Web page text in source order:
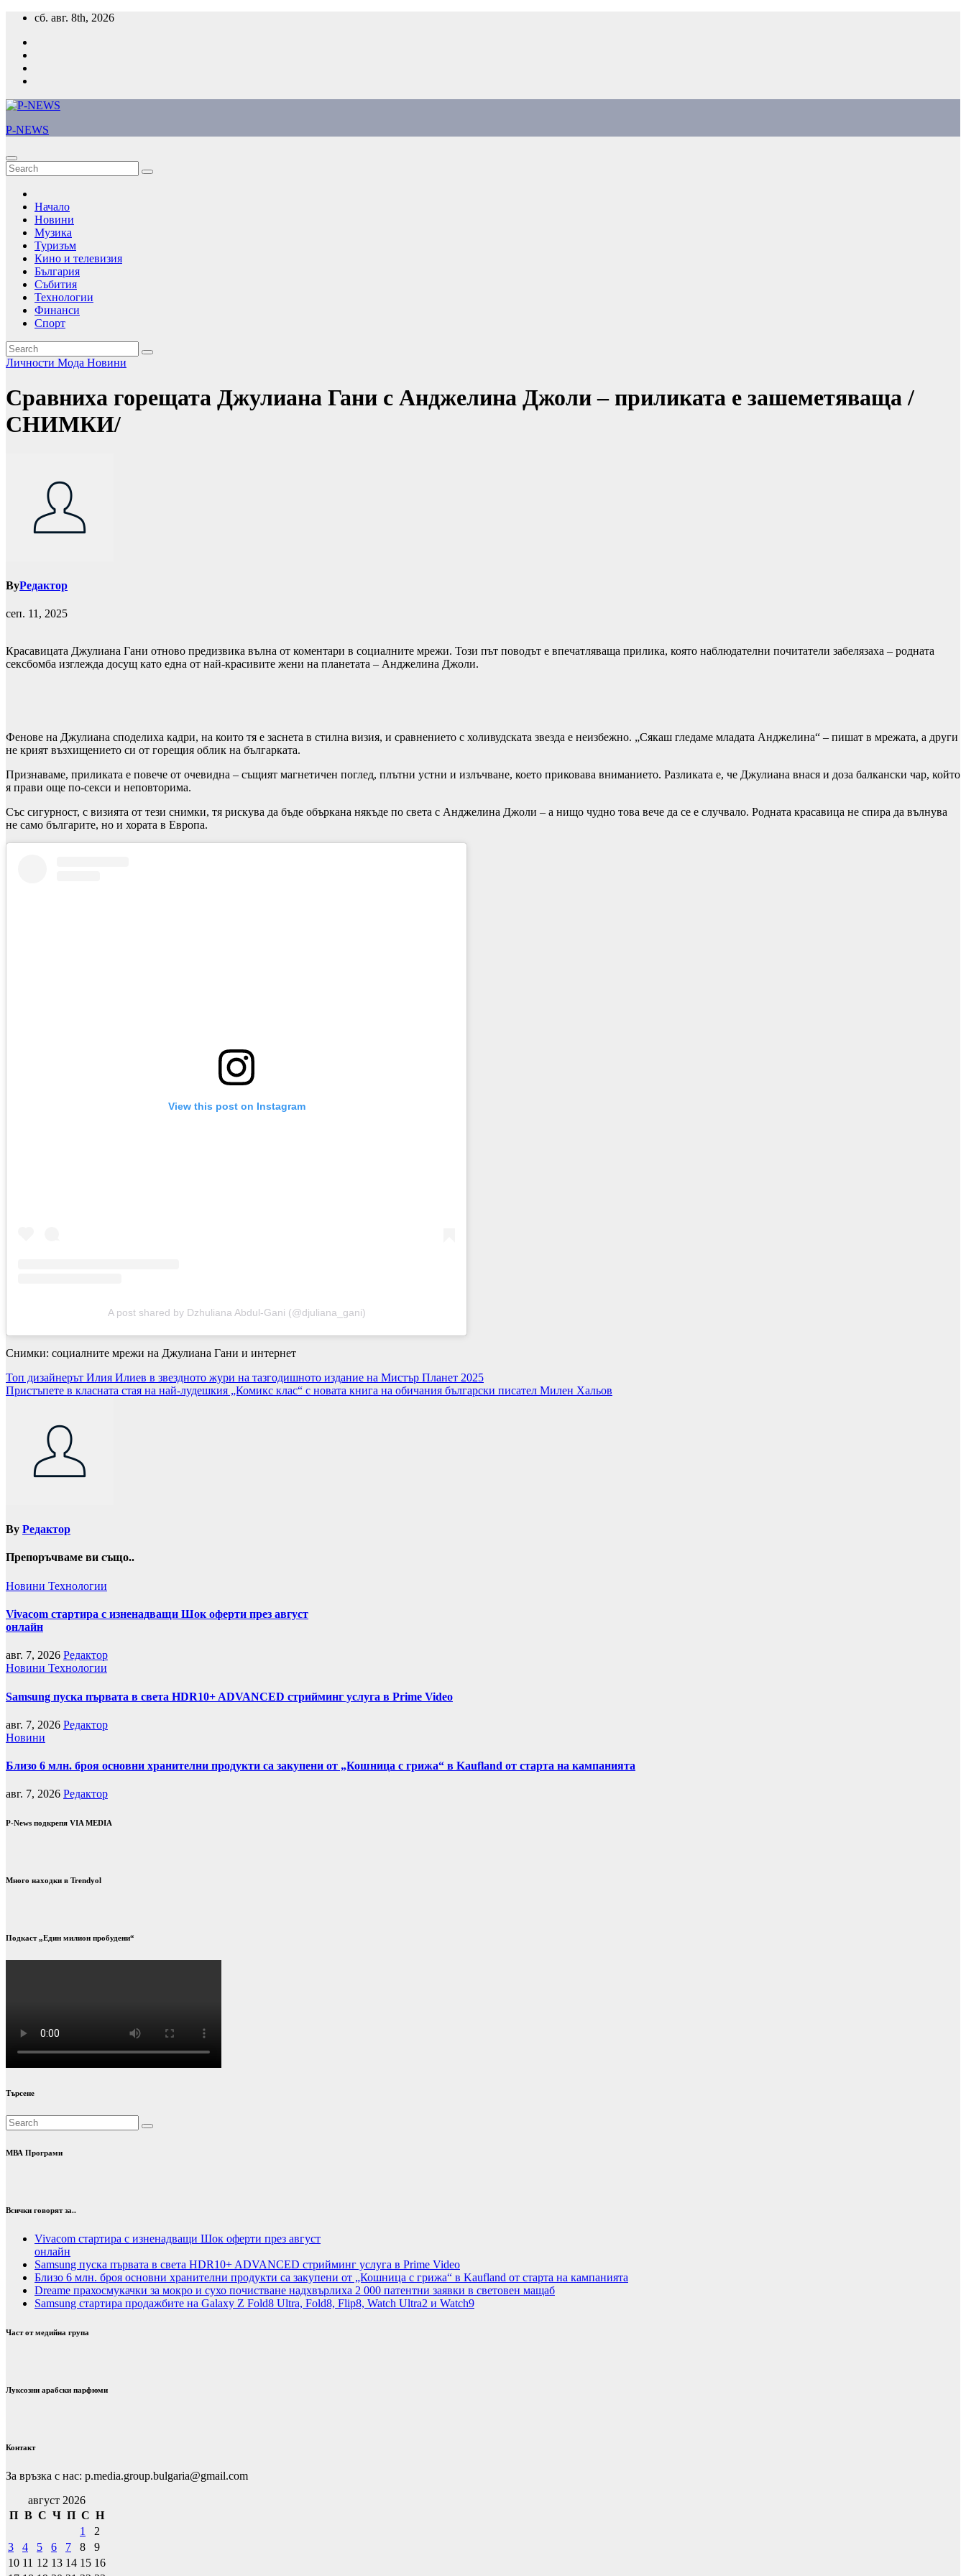
Skip
content
сб. авг. 8th, 2026
P-NEWS
Начало
Новини
Музика
Туризъм
Кино и телевизия
България
Събития
Технологии
Финанси
Спорт
Личности Мода Новини
Сравниха горещата Джулиана Гани с Анджелина Джоли – приликата е зашеметяваща /
СНИМКИ/
ByРедактор
сеп. 11, 2025
Красавицата Джулиана Гани отново предизвика вълна от коментари в социалните мрежи. Този път поводът е впечатляваща прилика, която наблюдателни почитатели забелязаха – родната
сексбомба изглежда досущ като една от най-красивите жени на планетата – Анджелина Джоли.
Фенове на Джулиана споделиха кадри, на които тя е заснета в стилна визия, и сравнението с холивудската звезда е неизбежно. „Сякаш гледаме младата Анджелина“ – пишат в мрежата, а други
не крият възхищението си от горещия облик на българката.
Признаваме, приликата е повече от очевидна – същият магнетичен поглед, плътни устни и излъчване, което приковава вниманието. Разликата е, че Джулиана внася и доза балкански чар, който
я прави още по-секси и неповторима.
Със сигурност, с визията от тези снимки, тя рискува да бъде объркана някъде по света с Анджелина Джоли – а нищо чудно това вече да се е случвало. Родната красавица не спира да вълнува
не само българите, но и хората в Европа.
View this post on Instagram
A post shared by Dzhuliana Abdul-Gani (@djuliana_gani)
Снимки: социалните мрежи на Джулиана Гани и интернет
Навигация
Топ дизайнерът Илия Илиев в звездното жури на тазгодишното издание на Мистър Планет 2025
Пристъпете в класната стая на най-лудешкия „Комикс клас“ с новата книга на обичания български писател Милен Хальов
By Редактор
Препоръчваме ви също..
Новини Технологии
Vivacom стартира с изненадващи Шок оферти през август
онлайн
авг. 7, 2026 Редактор
Новини Технологии
Samsung пуска първата в света HDR10+ ADVANCED стрийминг услуга в Prime Video
авг. 7, 2026 Редактор
Новини
Близо 6 млн. броя основни хранителни продукти са закупени от „Кошница с грижа“ в Kaufland от старта на кампанията
авг. 7, 2026 Редактор
P-News подкрепя VIA MEDIA
Много находки в Trendyol
Подкаст „Един милион пробудени“
Търсене
МВА Програми
Всички говорят за..
Vivacom стартира с изненадващи Шок оферти през август
онлайн
Samsung пуска първата в света HDR10+ ADVANCED стрийминг услуга в Prime Video
Близо 6 млн. броя основни хранителни продукти са закупени от „Кошница с грижа“ в Kaufland от старта на кампанията
Dreame прахосмукачки за мокро и сухо почистване надхвърлиха 2 000 патентни заявки в световен мащаб
Samsung стартира продажбите на Galaxy Z Fold8 Ultra, Fold8, Flip8, Watch Ultra2 и Watch9
Част от медийна група
Луксозни арабски парфюми
Контакт
За връзка с нас: p.media.group.bulgaria@gmail.com
август 2026
П В С Ч П С Н
1
2
3
4 5 6 7 8
9
10 11 12 13 14 15 16